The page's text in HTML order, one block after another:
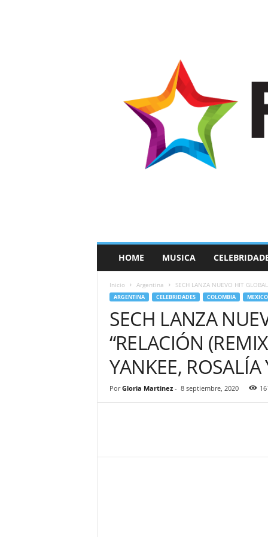
a
HOME MUSICA
Inicio Argentina SECH LANZA NUEVO HIT
ARGENTINA CELEBRIDADES COLOMBIA MEXICO
SECH LANZA
“RELACIÓN
YANKEE, ROSALÍA
Por Gloria Martinez- 8 septiembre, 2020